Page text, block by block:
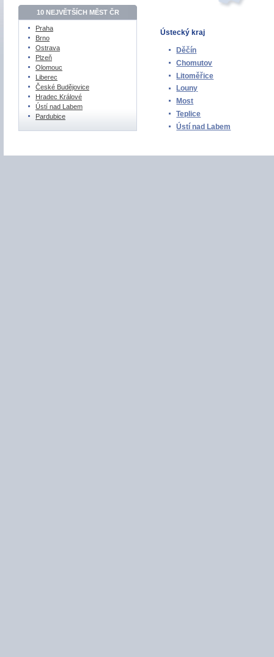
Ústecký kraj
Děčín
Chomutov
Litoměřice
Louny
Most
Teplice
Ústí nad Labem
10 NEJVĚTŠÍCH MĚST ČR
Praha
Brno
Ostrava
Plzeň
Olomouc
Liberec
České Budějovice
Hradec Králové
Ústí nad Labem
Pardubice